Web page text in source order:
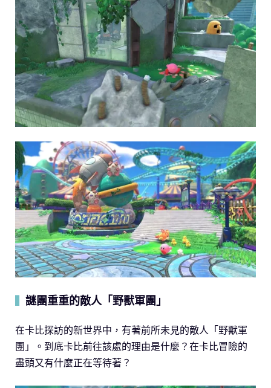
謎團重重的敵人「野獸軍團」
在卡比探訪的新世界中，有著前所未見的敵人「野獸軍
團」。到底卡比前往該處的理由是什麼？在卡比冒險的
盡頭又有什麼正在等待著？